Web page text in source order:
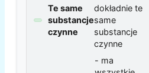
Te same
substancje
czynne
dokładnie te
same
substancje
czynne
- ma